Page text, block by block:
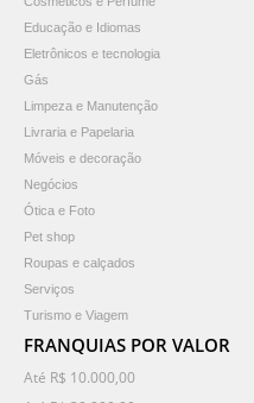
Educação e Idiomas
Eletrônicos e tecnologia
Gás
Limpeza e Manutenção
Livraria e Papelaria
Móveis e decoração
Negócios
Ótica e Foto
Pet shop
Roupas e calçados
Serviços
Turismo e Viagem
FRANQUIAS POR VALOR
Até R$ 10.000,00